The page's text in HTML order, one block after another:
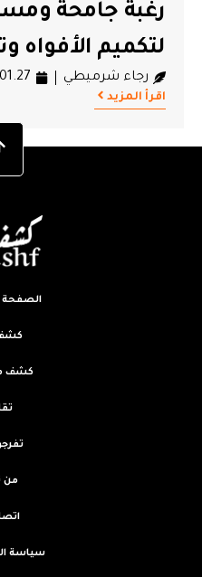
رغبة جامحة
لتكميم الأفواه
رجاء شرميطي
اقرأ المزيد
الصفحة
كشف
من
سياسة